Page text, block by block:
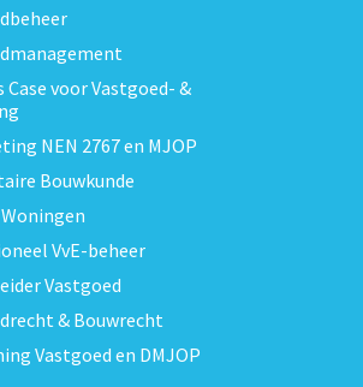
voor Vastgoed- &
NEN 2767 en MJOP
Bouwkunde
Woningen
VvE-beheer
Vastgoed
& Bouwrecht
Vastgoed en DMJOP